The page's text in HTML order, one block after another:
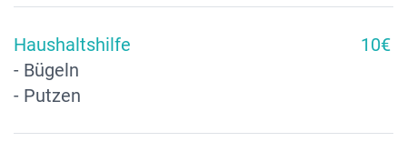
Haushaltshilfe
- Bügeln
- Putzen
10€